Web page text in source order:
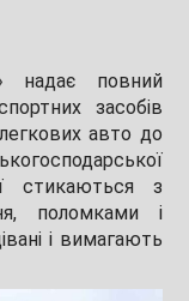
надає повний
засобів
легкових авто до
стикаються з
поломками і
і вимагають